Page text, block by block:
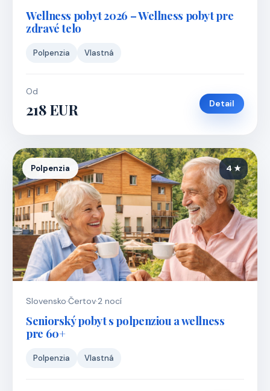
Wellness pobyt 2026 – Wellness pobyt pre
zdravé telo
Polpenzia Vlastná
Od
218 EUR Detail
Polpenzia 4 ★
Slovensko·Čertov·2 nocí
Seniorský pobyt s polpenziou a wellness
pre 60+
Polpenzia Vlastná